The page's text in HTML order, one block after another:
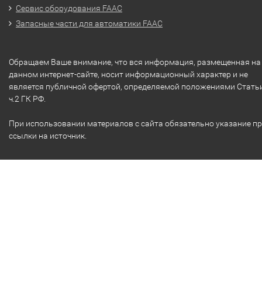
Сервис оборудования FAAC
Запасные части для автоматики FAAC
Обращаем Ваше внимание, что вся информация, размещенная на
данном интернет-сайте, носит информационный характер и не
является публичной офертой, определяемой положениями
ч.2 ГК РФ.
При использовании материалов с сайта обязательно указание
ссылки на источник.